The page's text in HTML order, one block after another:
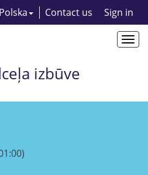
Polska Contact us Sign in
izbūve